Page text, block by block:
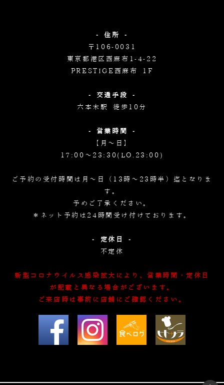
- 住所 -
〒106-0031
東京都港区西麻布1-4-22
PRESTIGE西麻布 1F
- 交通手段 -
六本木駅 徒歩10分
- 営業時間 -
【月～日】
17:00～23:30(LO.23:00)
ご予約の受付時間は月～日（13時～23時半）迄となりま
す。
予めご了承ください。
＊ネット予約は24時間受け付けております。
- 定休日 -
不定休
新型コロナウイルス感染拡大により、営業時間・定休日
が記載と異なる場合がございます。
ご来店時は事前に店舗にご確認ください。